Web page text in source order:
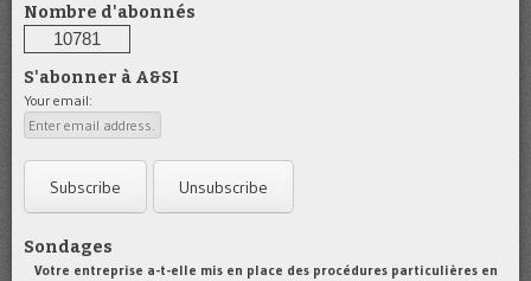
Nombre d'abonnés
10781
S'abonner à A&SI
Your email:
Sondages
Votre entreprise a-t-elle mis en place des procédures particulières en